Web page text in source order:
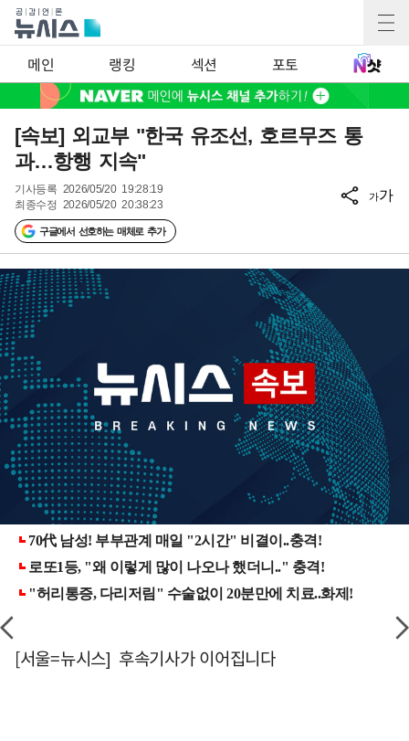
메인 랭킹 섹션 포토
[속보] 외교부 "한국 유조선, 호르무즈 통
과…항행 지속"
기사등록 2026/05/20 19:28:19
최종수정 2026/05/20 20:38:23
구글에서 선호하는 매체로 추가
가가
[서울=뉴시스] 후속기사가 이어집니다